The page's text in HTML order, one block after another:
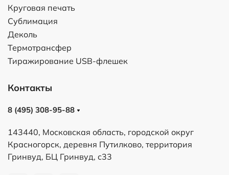
Круговая печать
Сублимация
Деколь
Термотрансфер
Тиражирование USB-флешек
Контакты
8 (495) 308-95-88
143440, Московская область, городской округ
Красногорск, деревня Путилково, территория
Гринвуд, БЦ Гринвуд, с33